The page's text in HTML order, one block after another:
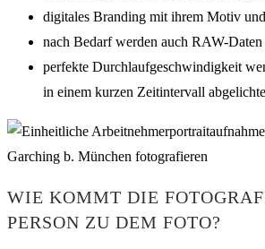
digitales Branding mit ihrem Motiv
nach Bedarf werden auch RAW-Daten
perfekte Durchlaufgeschwindigkeit
in einem kurzen Zeitintervall
WIE KOMMT DIE
PERSON ZU DEM FOTO?